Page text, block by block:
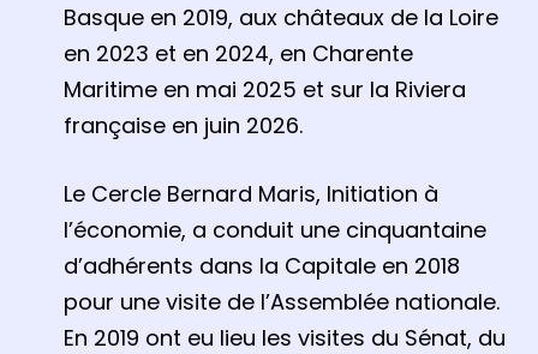
Basque en 2019, aux châteaux de la Loire
en 2023 et en 2024, en Charente
Maritime en mai 2025 et sur la Riviera
française en juin 2026.
Le Cercle Bernard Maris, Initiation à
l’économie, a conduit une cinquantaine
d’adhérents dans la Capitale en 2018
pour une visite de l’Assemblée nationale.
En 2019 ont eu lieu les visites du Sénat, du